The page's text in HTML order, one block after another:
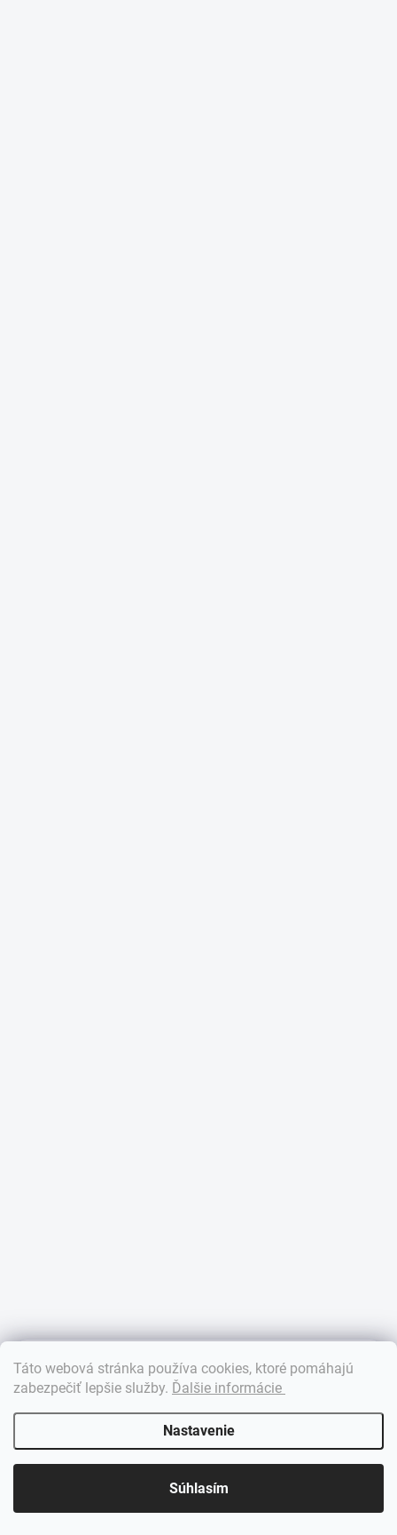
Táto webová stránka používa cookies, ktoré pomáhajú
zabezpečiť lepšie služby. Ďalšie informácie
Nastavenie
Súhlasím
Dobrý deň! 👋 Pomôžem vám nájsť správny diel. Napíšte mi.